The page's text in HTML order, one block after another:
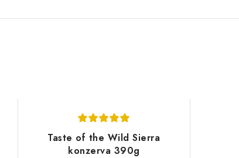
Taste of the Wild Sierra
konzerva 390g